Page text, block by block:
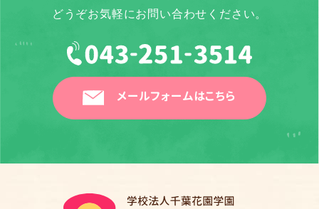
どうぞお気軽にお問い合わせください。
メールフォームはこちら